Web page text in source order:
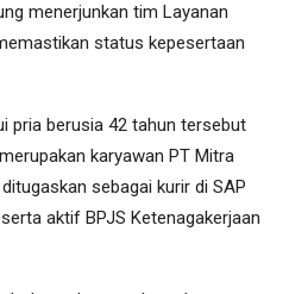
menerjunkan tim Layanan
status kepesertaan
pria berusia 42 tahun tersebut
karyawan PT Mitra
sebagai kurir di SAP
aktif BPJS Ketenagakerjaan